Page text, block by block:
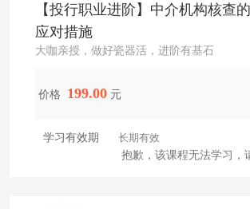
【投行职业进阶】中介机构核查
应对措施
大咖亲授，做好瓷器活，进阶有基石
价格 199.00 元
学习有效期
长期有效
抱歉，该课程无法学习，